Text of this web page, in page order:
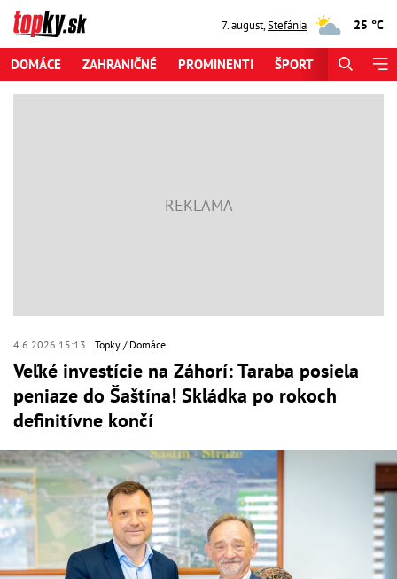
7. august,Štefánia 25 °C
DOMÁCE ZAHRANIČNÉ PROMINENTI ŠPORT
4.6.2026 15:13 Topky Domáce
Veľké investície na Záhorí: Taraba posiela
peniaze do Šaštína! Skládka po rokoch
definitívne končí